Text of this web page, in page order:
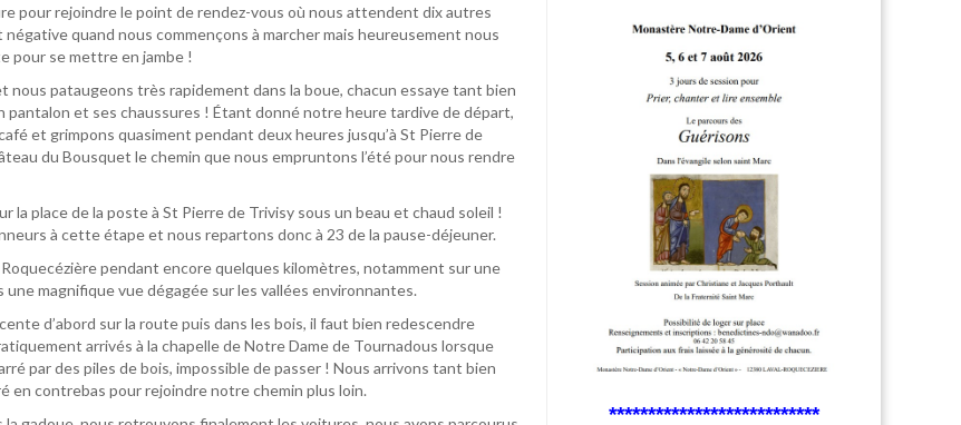
pour rejoindre le point de rendez-vous où nous attendent dix autres
quand nous commençons à marcher mais heureusement nous
pour se mettre en jambe !
nous pataugeons très rapidement dans la boue, chacun essaye tant bien
pantalon et ses chaussures ! Étant donné notre heure tardive de départ,
et grimpons quasiment pendant deux heures jusqu’à St Pierre de
du Bousquet le chemin que nous empruntons l’été pour nous rendre
la place de la poste à St Pierre de Trivisy sous un beau et chaud soleil !
à cette étape et nous repartons donc à 23 de la pause-déjeuner.
pendant encore quelques kilomètres, notamment sur une
une magnifique vue dégagée sur les vallées environnantes.
d’abord sur la route puis dans les bois, il faut bien redescendre
arrivés à la chapelle de Notre Dame de Tournadous lorsque
par des piles de bois, impossible de passer ! Nous arrivons tant bien
en contrebas pour rejoindre notre chemin plus loin.
***************************